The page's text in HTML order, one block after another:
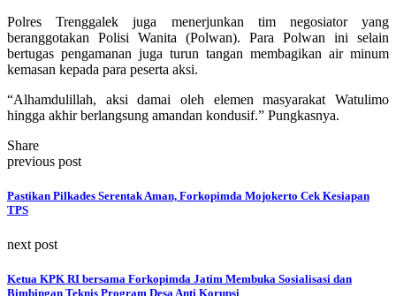
Polres Trenggalek juga menerjunkan tim negosiator yang
beranggotakan Polisi Wanita (Polwan). Para Polwan ini selain
bertugas pengamanan juga turun tangan membagikan air minum
kemasan kepada para peserta aksi.
“Alhamdulillah, aksi damai oleh elemen masyarakat Watulimo
hingga akhir berlangsung amandan kondusif.” Pungkasnya.
Share
previous post
Pastikan Pilkades Serentak Aman, Forkopimda Mojokerto Cek Kesiapan
TPS
next post
Ketua KPK RI bersama Forkopimda Jatim Membuka Sosialisasi dan
Bimbingan Teknis Program Desa Anti Korupsi